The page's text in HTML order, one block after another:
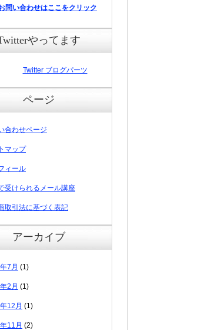
問い合わせはここをクリック
やってます
Twitter ブログパーツ
ページ
合わせページ
マップ
ィール
受けられるメール講座
取引法に基づく表記
アーカイブ
7月 (1)
2月 (1)
12月 (1)
11月 (2)